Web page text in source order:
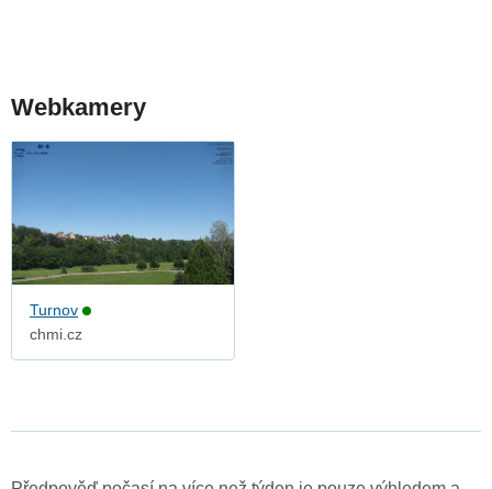
Webkamery
Turnov
chmi.cz